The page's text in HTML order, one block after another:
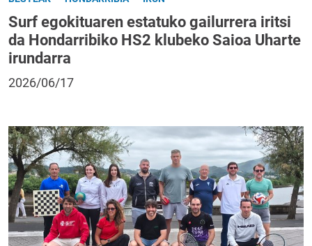
Surf egokituaren estatuko gailurrera iritsi
da Hondarribiko HS2 klubeko Saioa Uharte
irundarra
2026/06/17